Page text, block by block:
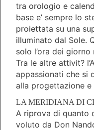
tra orologio e
base e’ sempre lo
proiettata su una
illuminato dal Sole.
solo l’ora dei giorno
Tra le altre attivit?
appassionati che si
alla progettazione e
LA MERIDIANA DI
A riprova di quanto
voluto da Don